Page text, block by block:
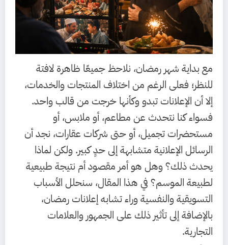
مع بداية شهر رمضان، نلاحظ جميعًا ظاهرة لافتة
للنظر؛ فعلى الرغم من اختلاف المنتجات والخدمات،
إلا أن الإعلانات تبدو وكأنها خرجت من قالب واحد.
فسواء كنا نتحدث عن مطاعم، أو ملابس، أو
مستحضرات تجميل، أو حتى شركات عقارات، نجد أن
الرسائل الإعلانية متشابهة إلى حدٍ كبير. ولكن لماذا
يحدث ذلك؟ وهل هو أمر مقصود أم نتيجة طبيعية
لطبيعة الموسم؟ في هذا المقال، سنحلل الأسباب
التسويقية والنفسية وراء تشابه إعلانات رمضان،
بالإضافة إلى تأثير ذلك على الجمهور والعلامات
التجارية.